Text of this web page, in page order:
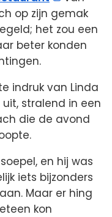
op zijn gemak
het zou een
beter konden
indruk van Linda
stralend in een
die de avond
en hij was
iets bijzonders
Maar er hing
kon